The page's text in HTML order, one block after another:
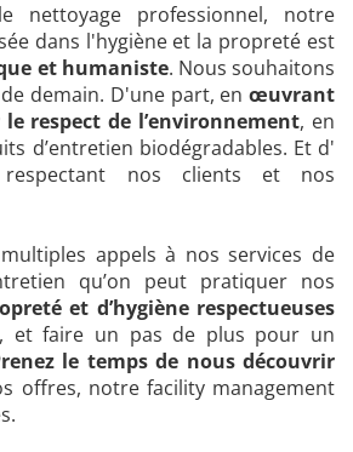
nettoyage professionnel, notre
dans l'hygiène et la propreté est
et humaniste. Nous souhaitons
demain. D'une part, en œuvrant
respect de l’environnement, en
d’entretien biodégradables. Et d'
nos clients et nos
appels à nos services de
qu’on peut pratiquer nos
et d’hygiène respectueuses
, et faire un pas de plus pour un
le temps de nous découvrir
offres, notre facility management